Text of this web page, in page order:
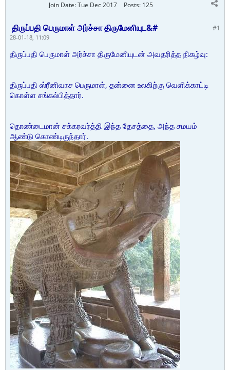
Join Date:Tue Dec 2017 Posts: 125
#1
திருப்பதி பெருமாள் அர்ச்சா திருமேனியுட&#
28-01-18, 11:09
திருப்பதி பெருமாள் அர்ச்சா திருமேனியுடன் அவதரித்த நிகழ்வு:
திருப்பதி ஸ்ரீனிவாச பெருமாள், தன்னை உலகிற்கு வெளிக்காட்டி
கொள்ள சங்கல்பித்தார்.
தொண்டைமான் சக்கரவர்த்தி இந்த தேசத்தை, அந்த சமயம்
ஆண்டு கொண்டிருந்தார்.